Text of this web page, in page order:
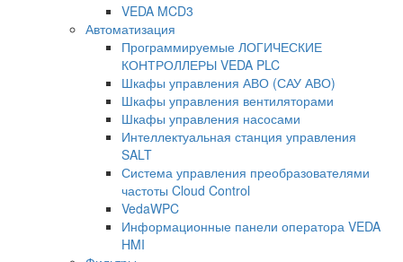
VEDA MCD3
Автоматизация
Программируемые ЛОГИЧЕСКИЕ
КОНТРОЛЛЕРЫ VEDA PLC
Шкафы управления АВО (САУ АВО)
Шкафы управления вентиляторами
Шкафы управления насосами
Интеллектуальная станция управления
SALT
Система управления преобразователями
частоты Cloud Control
VedaWPC
Информационные панели оператора VEDA
HMI